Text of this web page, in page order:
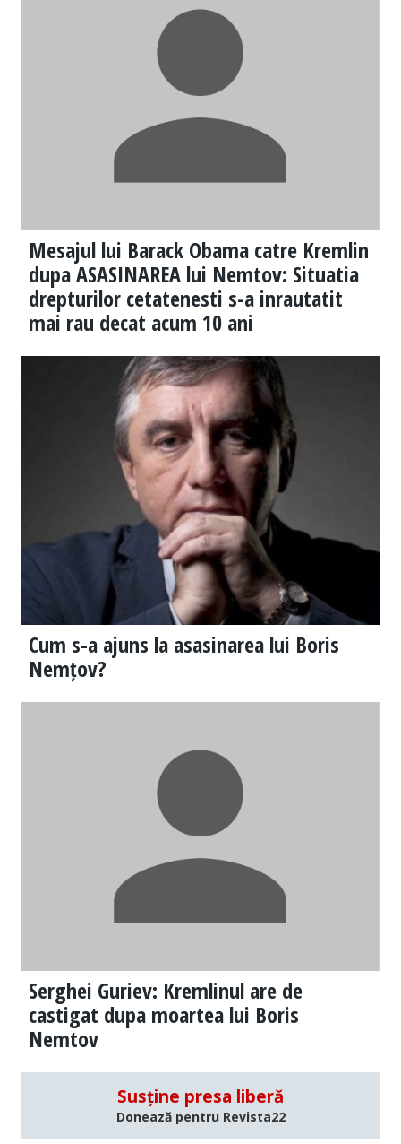
Mesajul lui Barack Obama catre Kremlin
dupa ASASINAREA lui Nemtov: Situatia
drepturilor cetatenesti s-a inrautatit
mai rau decat acum 10 ani
Cum s-a ajuns la asasinarea lui Boris
Nemțov?
Serghei Guriev: Kremlinul are de
castigat dupa moartea lui Boris
Nemtov
Susține presa liberă
Donează pentru Revista22